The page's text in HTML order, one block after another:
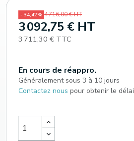
- 34,42% 4 716,00 € HT
3 092,75 € HT
3 711,30 € TTC
En cours de réappro.
Généralement sous 3 à 10 jours
Contactez nous pour obtenir le délai